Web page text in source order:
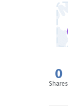
0
Shares